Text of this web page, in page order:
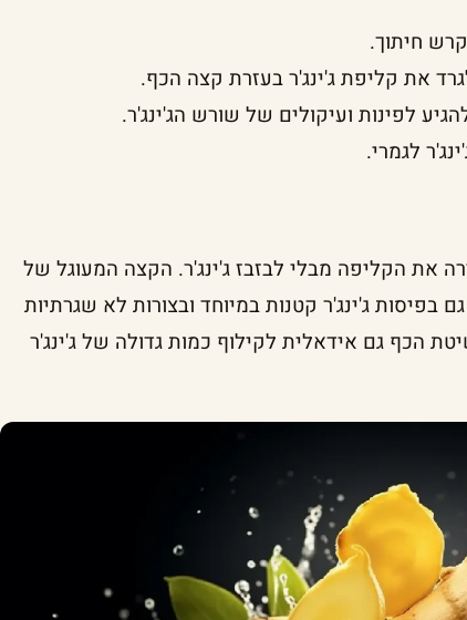
את הקליפה מבלי לבזבז ג'ינג'ר. הקצה המעוגל של
ג'ינג'ר קטנות במיוחד ובצורות לא שגרתיות
הכף גם אידאלית לקילוף כמות גדולה של ג'ינג'ר